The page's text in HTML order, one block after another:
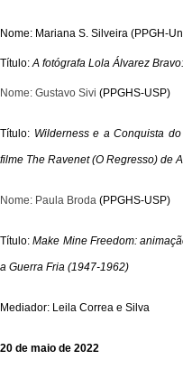
Nome: Mariana S. Silveira (PPGH-
Título: A fotógrafa Lola Álvarez
Nome: Gustavo Sivi (PPGHS-USP)
Título: Wilderness e a Conquista
filme The Ravenet (O Regresso) de
Nome: Paula Broda (PPGHS-USP)
Título:Make Mine Freedom:
a Guerra Fria (1947-1962)
Mediador: Leila Correa e Silva
20 de maio de 2022